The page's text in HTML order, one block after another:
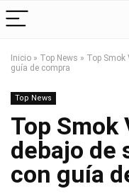
Inicio » Top News » Top Smok
guía de compra
Top News
Top Smok
debajo de
con guía